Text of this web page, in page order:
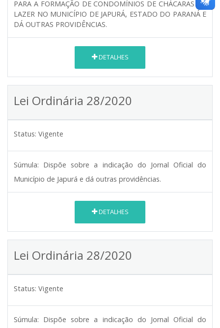
PARA A FORMAÇÃO DE CONDOMÍNIOS DE CHÁCARAS DE
LAZER NO MUNICÍPIO DE JAPURÁ, ESTADO DO PARANÁ E
DÁ OUTRAS PROVIDÊNCIAS.
DETALHES
Lei Ordinária 28/2020
Status: Vigente
Súmula: Dispõe sobre a indicação do Jornal Oficial do
Município de Japurá e dá outras providências.
DETALHES
Lei Ordinária 28/2020
Status: Vigente
Súmula: Dispõe sobre a indicação do Jornal Oficial do